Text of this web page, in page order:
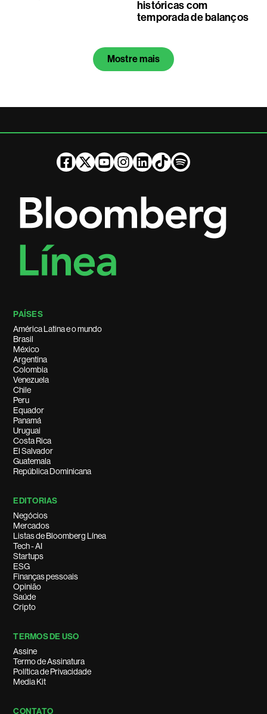
históricas com
temporada de balanços
Mostre mais
PAÍSES
América Latina e o mundo
Brasil
México
Argentina
Colombia
Venezuela
Chile
Peru
Equador
Panamá
Uruguai
Costa Rica
El Salvador
Guatemala
República Dominicana
EDITORIAS
Negócios
Mercados
Listas de Bloomberg Línea
Tech - AI
Startups
ESG
Finanças pessoais
Opinião
Saúde
Cripto
TERMOS DE USO
Assine
Termo de Assinatura
Política de Privacidade
Media Kit
CONTATO